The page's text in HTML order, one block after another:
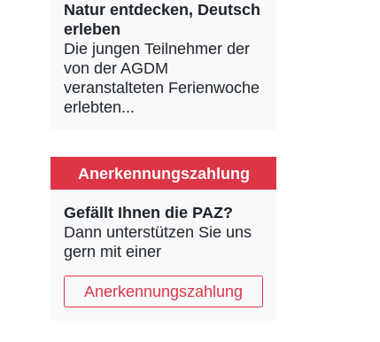
Natur entdecken, Deutsch
erleben
Die jungen Teilnehmer der
von der AGDM
veranstalteten Ferienwoche
erlebten...
Anerkennungszahlung
Gefällt Ihnen die PAZ?
Dann unterstützen Sie uns
gern mit einer
Anerkennungszahlung